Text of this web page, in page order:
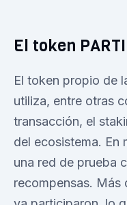
El token PARTI
El token propio de
utiliza, entre otras
transacción, el
del ecosistema. En
una red de prueba
recompensas. Más